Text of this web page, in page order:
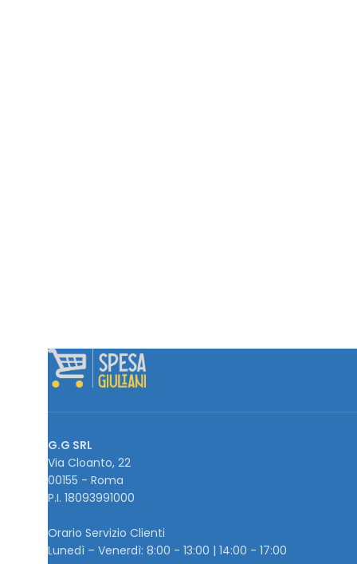
G.G SRL
Via Cloanto, 22
00155 - Roma
P.I. ‭18093991000
Orario Servizio Clienti
Lunedì – Venerdì: 8:00 - 13:00 | 14:00 - 17:00